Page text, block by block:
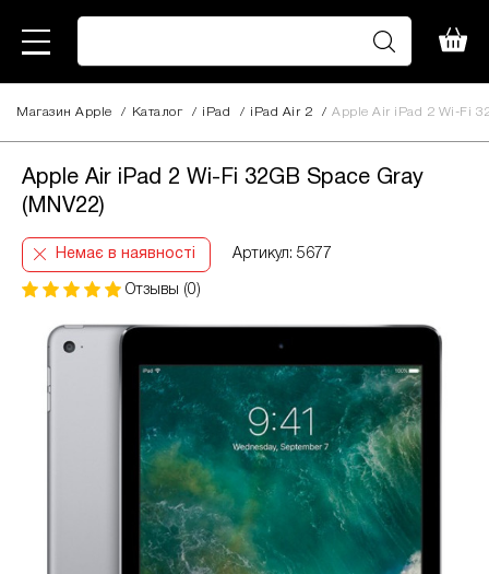
Магазин Apple / Каталог / iPad / iPad Air 2 / Apple Air iPad 2 Wi-Fi
Apple Air iPad 2 Wi-Fi 32GB Space Gray
(MNV22)
Немає в наявності Артикул: 5677
Отзывы (0)